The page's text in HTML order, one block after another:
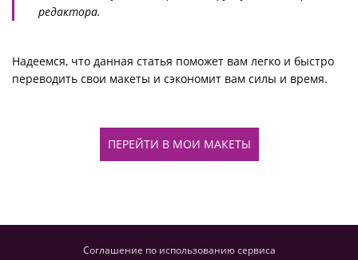
редактора.
Надеемся, что данная статья поможет вам легко и быстро
переводить свои макеты и сэкономит вам силы и время.
ПЕРЕЙТИ В МОИ МАКЕТЫ
Соглашение по использованию сервиса